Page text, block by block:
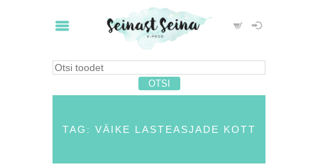
TAG: VÄIKE LASTEASJADE KOTT